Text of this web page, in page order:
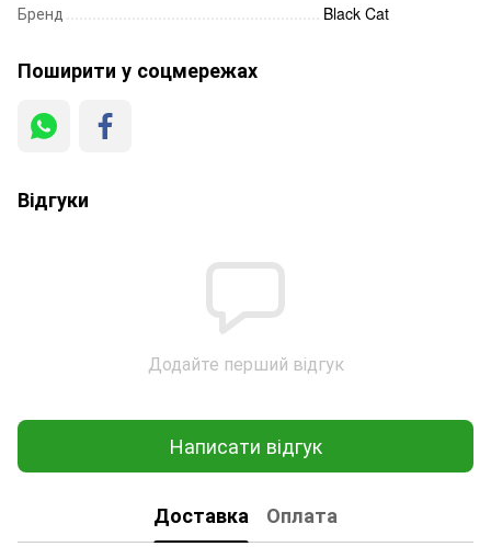
Бренд
Black Cat
Поширити у соцмережах
Відгуки
Додайте перший відгук
Написати відгук
Доставка Оплата